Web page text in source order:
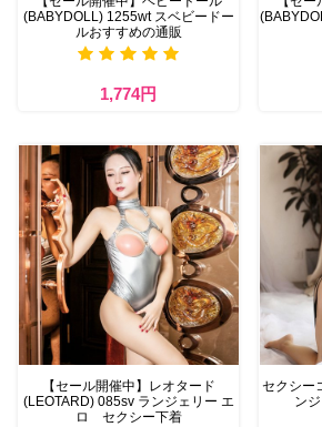
(BABYDOLL) 1255wt スベビードー
ルおすすめの通販
1,774円
【セール開催中】レオタード
(LEOTARD) 085sv ランジェリー エ
ロ セクシー下着
セクシー
ン